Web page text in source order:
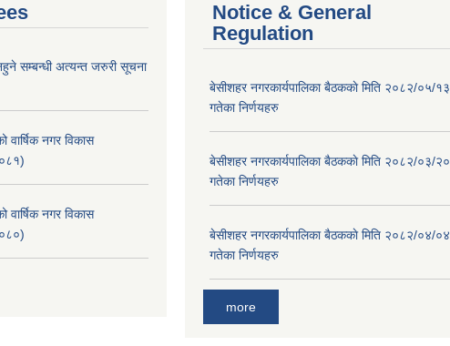
सम्बन्धी अत्यन्त जरुरी सूचना
वार्षिक नगर विकास
वार्षिक नगर विकास
Notice & General
Regulation
बे‍‍सीशहर नगरकार्यपालिका बैठककाे मिति २०८२/०५/१३
गतेका निर्णयहरु
बे‍‍सीशहर नगरकार्यपालिका बैठककाे मिति २०८२/०३/२०
गतेका निर्णयहरु
बे‍‍सीशहर नगरकार्यपालिका बैठककाे मिति २०८२/०४/०४
गतेका निर्णयहरु
more